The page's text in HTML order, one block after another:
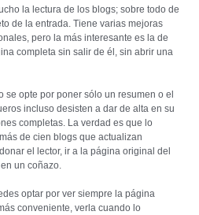
la lectura de los blogs; sobre todo de
de la entrada. Tiene varias mejoras
pero la más interesante es la de
completa sin salir de él, sin abrir una
opte por poner sólo un resumen o el
incluso desisten a dar de alta en su
completas. La verdad es que lo
de cien blogs que actualizan
el lector, ir a la página original del
un coñazo.
optar por ver siempre la página
conveniente, verla cuando lo